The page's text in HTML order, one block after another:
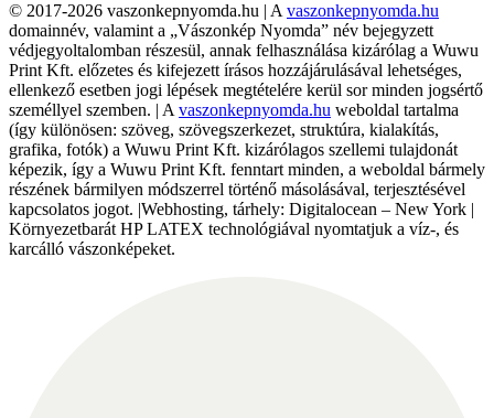
© 2017-2026 vaszonkepnyomda.hu | A vaszonkepnyomda.hu
domainnév, valamint a „Vászonkép Nyomda” név bejegyzett
védjegyoltalomban részesül, annak felhasználása kizárólag a Wuwu
Print Kft. előzetes és kifejezett írásos hozzájárulásával lehetséges,
ellenkező esetben jogi lépések megtételére kerül sor minden jogsértő
személlyel szemben. | A vaszonkepnyomda.hu weboldal tartalma
(így különösen: szöveg, szövegszerkezet, struktúra, kialakítás,
grafika, fotók) a Wuwu Print Kft. kizárólagos szellemi tulajdonát
képezik, így a Wuwu Print Kft. fenntart minden, a weboldal bármely
részének bármilyen módszerrel történő másolásával, terjesztésével
kapcsolatos jogot. |Webhosting, tárhely: Digitalocean – New York |
Környezetbarát HP LATEX technológiával nyomtatjuk a víz-, és
karcálló vászonképeket.